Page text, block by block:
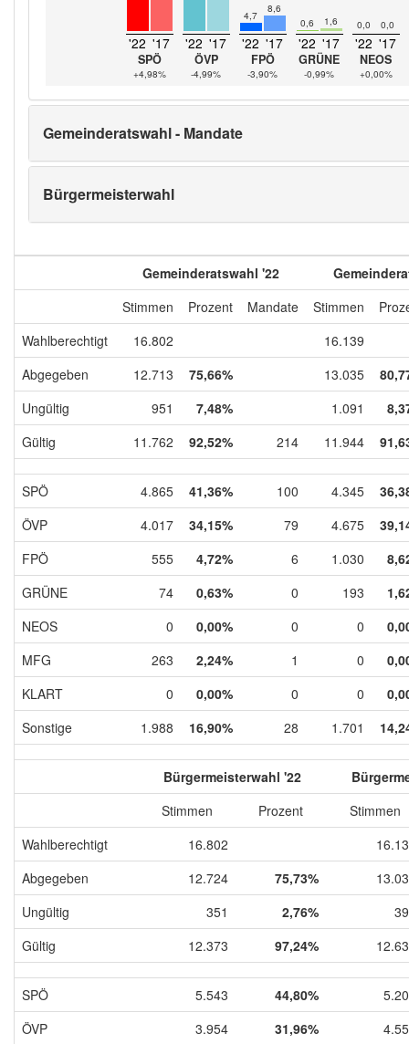
'22 '17
SPÖ
+4,98%
'22 '17
ÖVP
-4,99%
4,7
8,6
'22 '17
FPÖ
-3,90%
0,6 1,6
'22 '17
GRÜNE
-0,99%
0,0 0,0
'22 '17
NEOS
+0,00%
Gemeinderatswahl - Mandate
Bürgermeisterwahl
Gemeinderatswahl '22
Stimmen
Prozent Mandate Stimmen
Wahlberechtigt
16.802
16.139
Abgegeben
12.713 75,66% 13.035
Ungültig
951 7,48% 1.091
Gültig
11.762 92,52% 214 11.944
SPÖ 4.865 41,36% 100 4.345
ÖVP
4.017 34,15% 79 4.675
FPÖ
555 4,72% 6 1.030
GRÜNE
74 0,63% 0 193
NEOS
0 0,00% 0 0
MFG
263 2,24% 1 0
KLART
0 0,00% 0 0
Sonstige
1.988 16,90% 28 1.701
Bürgermeisterwahl '22
Stimmen
Prozent
Stimmen
Wahlberechtigt
16.802
Abgegeben
12.724 75,73%
Ungültig
351 2,76%
Gültig
12.373 97,24%
SPÖ 5.543 44,80%
ÖVP
3.954 31,96%